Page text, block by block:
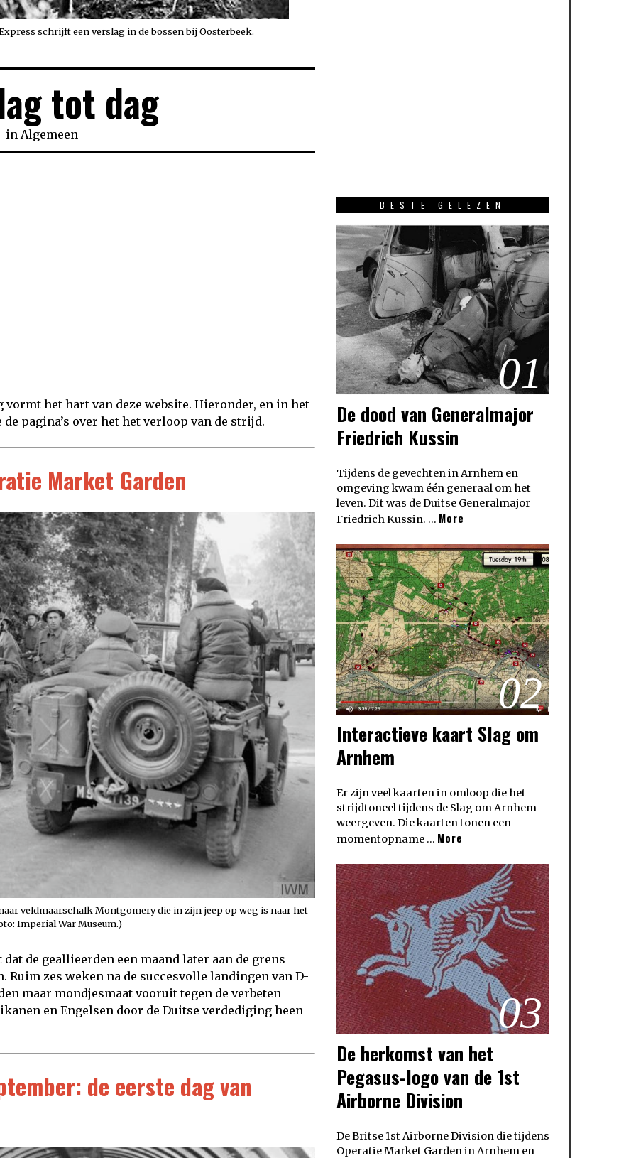
schrijft een verslag in de bossen bij Oosterbeek.
tot dag
in Algemeen
het hart van deze website. Hieronder, en in het
pagina’s over het het verloop van de strijd.
Market Garden
veldmaarschalk Montgomery die in zijn jeep op weg is naar het
Imperial War Museum.)
de geallieerden een maand later aan de grens
Ruim zes weken na de succesvolle landingen van D-
maar mondjesmaat vooruit tegen de verbeten
en Engelsen door de Duitse verdediging heen
de eerste dag van
BESTE GELEZEN
01
De dood van Generalmajor
Friedrich Kussin
Tijdens de gevechten in Arnhem en
omgeving kwam één generaal om het
leven. Dit was de Duitse Generalmajor
Friedrich Kussin. … More
02
Interactieve kaart Slag om
Arnhem
Er zijn veel kaarten in omloop die het
strijdtoneel tijdens de Slag om Arnhem
weergeven. Die kaarten tonen een
momentopname … More
03
De herkomst van het
Pegasus-logo van de 1st
Airborne Division
De Britse 1st Airborne Division die tijdens
Operatie Market Garden in Arnhem en